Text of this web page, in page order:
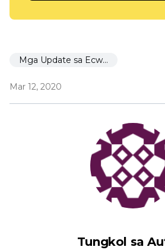
Mga Update sa Ecwid
Mar 12, 2020
Tungkol sa